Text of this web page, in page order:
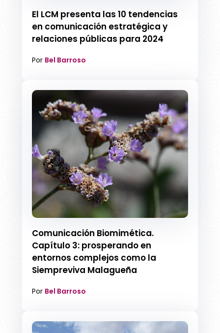
El LCM presenta las 10 tendencias
en comunicación estratégica y
relaciones públicas para 2024
Por Bel Barroso
Comunicación Biomimética.
Capítulo 3: prosperando en
entornos complejos como la
Siempreviva Malagueña
Por Bel Barroso